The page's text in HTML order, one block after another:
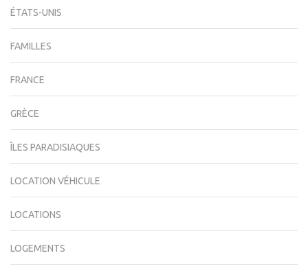
ÉTATS-UNIS
FAMILLES
FRANCE
GRÈCE
ÎLES PARADISIAQUES
LOCATION VÉHICULE
LOCATIONS
LOGEMENTS